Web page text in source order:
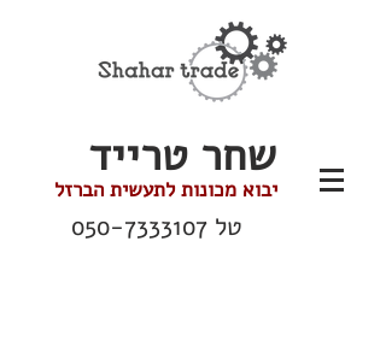
שחר טרייד
יבוא מכונות לתעשית הברזל
050-7333107 טל